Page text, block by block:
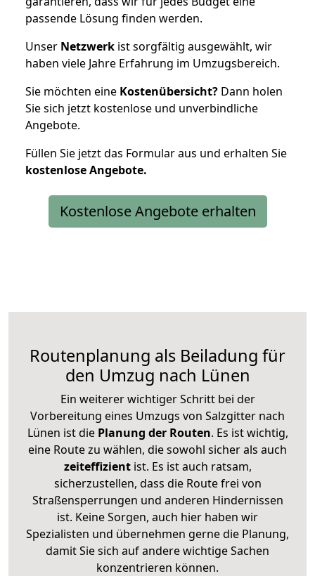
passende Lösung finden werden.
Unser Netzwerk ist sorgfältig ausgewählt, wir
haben viele Jahre Erfahrung im Umzugsbereich.
Sie möchten eine Kostenübersicht? Dann holen
Sie sich jetzt kostenlose und unverbindliche
Angebote.
Füllen Sie jetzt das Formular aus und erhalten Sie
kostenloseAngebote.
Kostenlose Angebote erhalten
Routenplanung als Beiladung für
den Umzug nach Lünen
Ein weiterer wichtiger Schritt bei der
Vorbereitung eines Umzugs von Salzgitter nach
Lünen ist diePlanung der Routen. Es ist wichtig,
eine Route zu wählen, die sowohl sicher als auch
zeiteffizientist. Es ist auch ratsam,
sicherzustellen, dass die Route frei von
Straßensperrungen und anderen Hindernissen
ist. Keine Sorgen, auch hier haben wir
Spezialisten und übernehmen gerne die Planung,
damit Sie sich auf andere wichtige Sachen
konzentrieren können.